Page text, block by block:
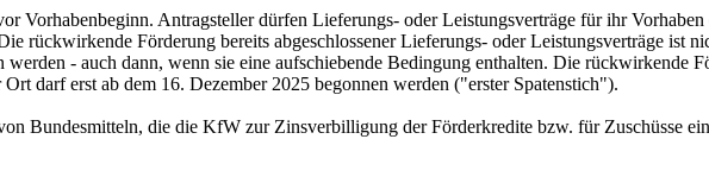
Vorhabenbeginn. Antragsteller dürfen Lieferungs- oder Leistungsverträge für ihr Vorhaben
rückwirkende Förderung bereits abgeschlossener Lieferungs- oder Leistungsverträge ist
- auch dann, wenn sie eine aufschiebende Bedingung enthalten. Die rückwirkende
darf erst ab dem 16. Dezember 2025 begonnen werden ("erster Spatenstich").
Bundesmitteln, die die KfW zur Zinsverbilligung der Förderkredite bzw. für Zuschüsse